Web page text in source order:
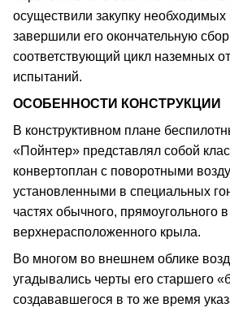
осуществили закупку
завершили его окончательную
соответствующий цикл наземных
испытаний.
ОСОБЕННОСТИ КОНСТРУКЦИИ
В конструктивном плане
«Пойнтер» представлял собой
конвертоплан с поворотными
установленными в специальных
частях обычного, прямоугольного
верхнерасположенного крыла.
Во многом во внешнем облике
угадывались черты его старшего
создававшегося в то же время